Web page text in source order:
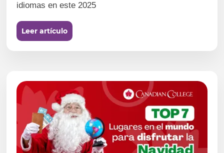
idiomas en este 2025
Leer artículo